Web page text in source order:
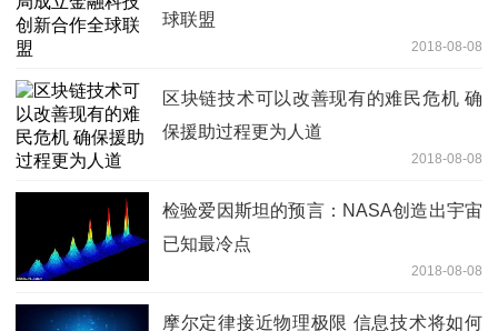
球联盟
2018-08-08
区块链技术可以改善现有的难民危机 确
保援助过程更为人道
2018-08-08
检验爱因斯坦的预言：NASA创造出宇宙
已知最冷点
2018-08-08
摩尔定律接近物理极限 信息技术将如何